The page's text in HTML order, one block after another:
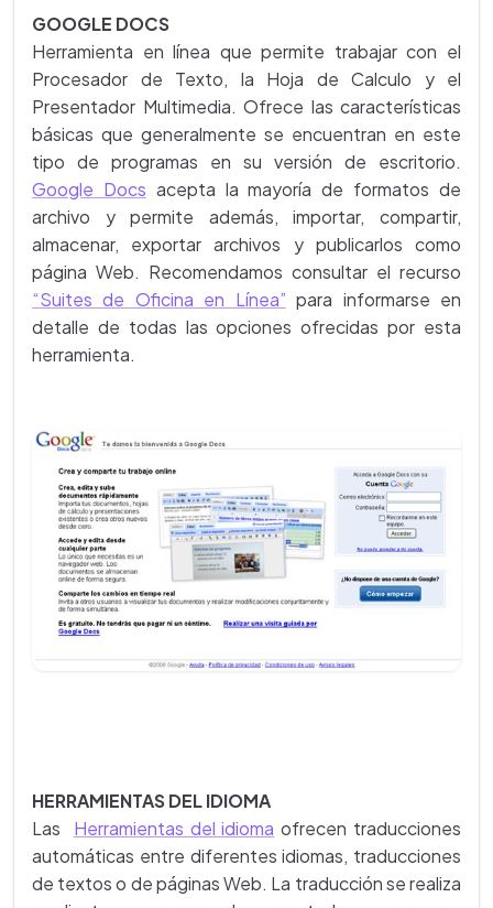
GOOGLE DOCS
Herramienta en línea que permite trabajar con el
Procesador de Texto, la Hoja de Calculo y el
Presentador Multimedia. Ofrece las características
básicas que generalmente se encuentran en este
tipo de programas en su versión de escritorio.
Google Docs acepta la mayoría de formatos de
archivo y permite además, importar, compartir,
almacenar, exportar archivos y publicarlos como
página Web. Recomendamos consultar el recurso
“Suites de Oficina en Línea” para informarse en
detalle de todas las opciones ofrecidas por esta
herramienta.
HERRAMIENTAS DEL IDIOMA
Las Herramientas del idioma ofrecen traducciones
automáticas entre diferentes idiomas, traducciones
de textos o de páginas Web. La traducción se realiza